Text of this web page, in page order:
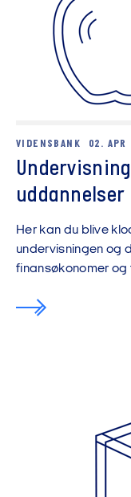
VIDENSBANK 02. APR
uddannelser
Her kan du blive
undervisningen og
finansøkonomer